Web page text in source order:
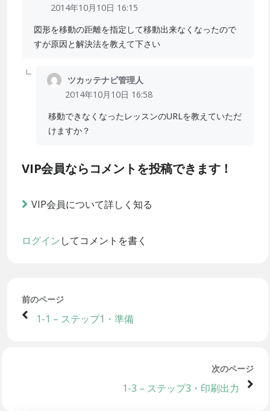
2014年10月10日 16:15
図形を移動の距離を指定して移動出来なくなったので
すが原因と解決法を教えて下さい
ツカッテナビ管理人
2014年10月10日 16:58
移動できなくなったレッスンのURLを教えていただ
けますか？
VIP会員ならコメントを投稿できます！
VIP会員について詳しく知る
ログインしてコメントを書く
前のページ
1-1 – ステップ1・準備
次のページ
1-3 – ステップ3・印刷出力